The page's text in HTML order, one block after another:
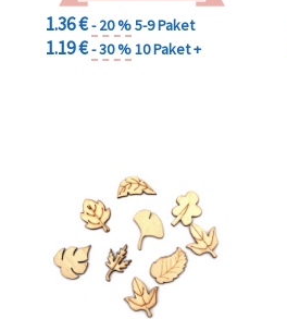
1.36 €- 20 %5-9 Paket
1.19 €- 30 %10 Paket +